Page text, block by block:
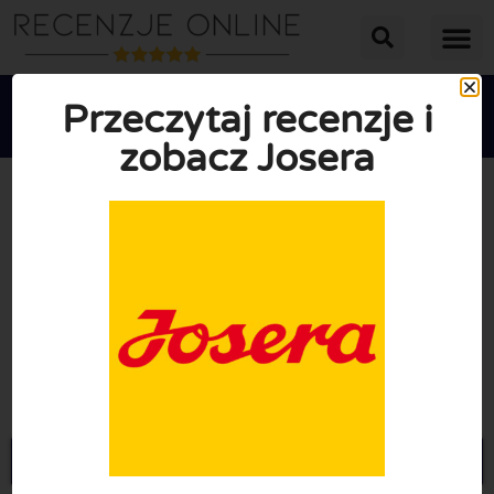

Przeczytaj recenzje i
zobacz Josera